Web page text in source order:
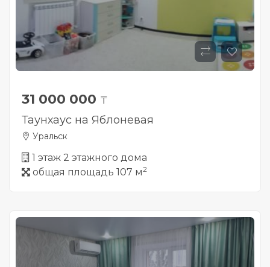
31 000 000 ₸
Таунхаус на Яблоневая
Уральск
1 этаж 2 этажного дома
общая площадь 107 м2